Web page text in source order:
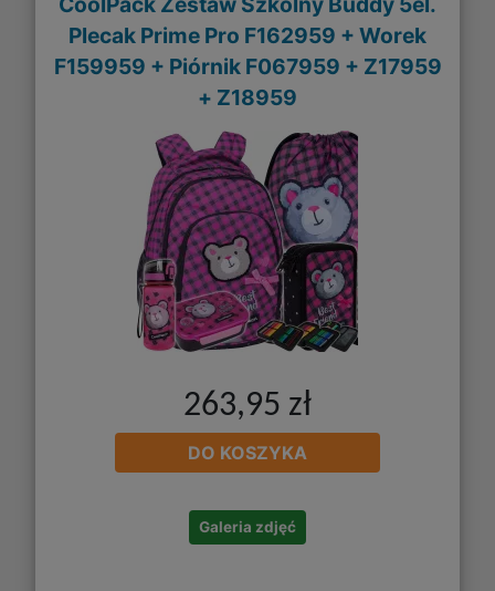
Plecak Prime Pro F162959 + Worek
F159959 + Piórnik F067959 + Z17959
+ Z18959
263,95 zł
DO KOSZYKA
Galeria zdjęć